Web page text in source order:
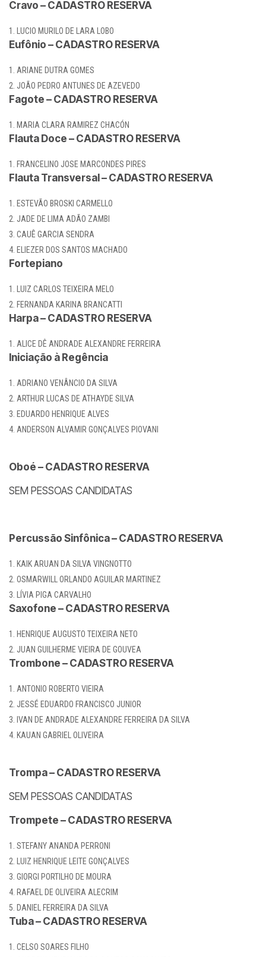
Cravo – CADASTRO RESERVA
LUCIO MURILO DE LARA LOBO
Eufônio – CADASTRO RESERVA
ARIANE DUTRA GOMES
JOÃO PEDRO ANTUNES DE AZEVEDO
Fagote – CADASTRO RESERVA
MARIA CLARA RAMIREZ CHACÓN
Flauta Doce – CADASTRO RESERVA
FRANCELINO JOSE MARCONDES PIRES
Flauta Transversal – CADASTRO RESERVA
ESTEVÃO BROSKI CARMELLO
JADE DE LIMA ADÃO ZAMBI
CAUÊ GARCIA SENDRA
ELIEZER DOS SANTOS MACHADO
Fortepiano
LUIZ CARLOS TEIXEIRA MELO
FERNANDA KARINA BRANCATTI
Harpa – CADASTRO RESERVA
ALICE DÊ ANDRADE ALEXANDRE FERREIRA
Iniciação à Regência
ADRIANO VENÂNCIO DA SILVA
ARTHUR LUCAS DE ATHAYDE SILVA
EDUARDO HENRIQUE ALVES
ANDERSON ALVAMIR GONÇALVES PIOVANI
Oboé – CADASTRO RESERVA
SEM PESSOAS CANDIDATAS
Percussão Sinfônica – CADASTRO RESERVA
KAIK ARUAN DA SILVA VINGNOTTO
OSMARWILL ORLANDO AGUILAR MARTINEZ
LÍVIA PIGA CARVALHO
Saxofone – CADASTRO RESERVA
HENRIQUE AUGUSTO TEIXEIRA NETO
JUAN GUILHERME VIEIRA DE GOUVEA
Trombone – CADASTRO RESERVA
ANTONIO ROBERTO VIEIRA
JESSÉ EDUARDO FRANCISCO JUNIOR
IVAN DE ANDRADE ALEXANDRE FERREIRA DA SILVA
KAUAN GABRIEL OLIVEIRA
Trompa – CADASTRO RESERVA
SEM PESSOAS CANDIDATAS
Trompete – CADASTRO RESERVA
STEFANY ANANDA PERRONI
LUIZ HENRIQUE LEITE GONÇALVES
GIORGI PORTILHO DE MOURA
RAFAEL DE OLIVEIRA ALECRIM
DANIEL FERREIRA DA SILVA
Tuba – CADASTRO RESERVA
CELSO SOARES FILHO